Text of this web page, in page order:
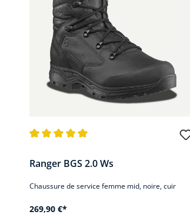
Ranger BGS 2.0 Ws
Chaussure de service femme mid, noire, cuir
269,90 €*